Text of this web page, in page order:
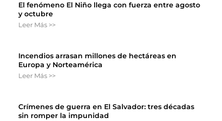
El fenómeno El Niño llega con fuerza entre agosto
y octubre
Leer Más >>
Incendios arrasan millones de hectáreas en
Europa y Norteamérica
Leer Más >>
Crímenes de guerra en El Salvador: tres décadas
sin romper la impunidad